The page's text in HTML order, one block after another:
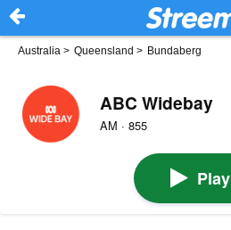
Australia > Queensland > Bundaberg
ABC Widebay
AM · 855
Play